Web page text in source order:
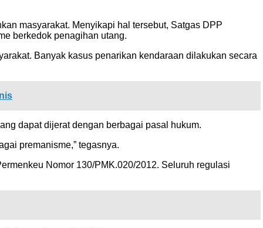
masyarakat. Menyikapi hal tersebut, Satgas DPP
berkedok penagihan utang.
Banyak kasus penarikan kendaraan dilakukan secara
dapat dijerat dengan berbagai pasal hukum.
premanisme,” tegasnya.
Nomor 130/PMK.020/2012. Seluruh regulasi